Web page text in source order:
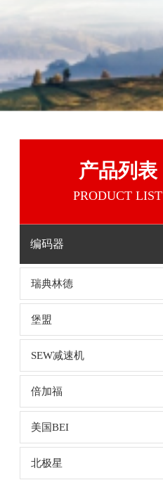
产品列表
PRODUCT LIST
编码器
瑞典林德
堡盟
SEW减速机
倍加福
美国BEI
北极星